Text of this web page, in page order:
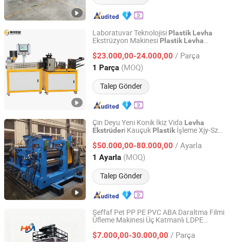
Laboratuvar Teknolojisi Plastik Levha
Ekstrüzyon Makinesi Plastik Levha
Makinesi Dökme FilmEkstrüder
$23.000,00-24.000,00 / Parça
1 Parça (MOQ)
Talep Gönder
Dongguan Weixiang Machinery Co., Ltd.
Guangdong, China Fiyat 2025
Çin Deyu Yeni Konik İkiz Vida Levha
Ekstrüderi Kauçuk Plastikİşleme Xjy-Sz
$50.000,00-80.000,00 / Ayarla
1 Ayarla (MOQ)
Talep Gönder
Dalian Deyu Machinery Co., Ltd.
Liaoning, China Fiyat 2022
Şeffaf Pet PP PE PVC ABA Daraltma Filmi
Üfleme Makinesi Üç Katmanlı LDPE
PlastikEkstrüder
$7.000,00-30.000,00 / Parça
Wenzhou Howie Machinery Co., Ltd